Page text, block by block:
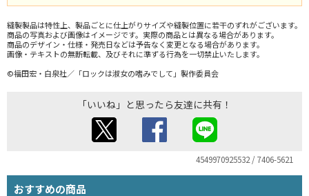
縫製製品は特性上、製品ごとに仕上がりサイズや縫製位置に若干のずれがございます。
商品の写真および画像はイメージです。実際の商品とは異なる場合があります。
商品のデザイン・仕様・発売日などは予告なく変更となる場合があります。
画像・テキストの無断転載、及びそれに準ずる行為を一切禁止いたします。
©福田宏・白泉社／「ロックは淑女の嗜みでして」製作委員会
「いいね」と思ったら友達に共有！
4549970925532 / 7406-5621
おすすめの商品